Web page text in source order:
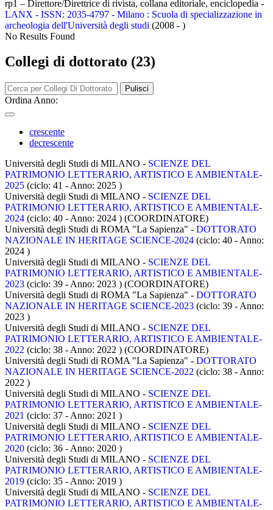
rp1 – Direttore/Direttrice di rivista, collana editoriale, enciclopedia -
LANX - ISSN: 2035-4797 - Milano : Scuola di specializzazione in
archeologia dell'Università degli studi (2008 - )
No Results Found
Collegi di dottorato (23)
Pulisci
Ordina Anno:
crescente
decrescente
Università degli Studi di MILANO - SCIENZE DEL
PATRIMONIO LETTERARIO, ARTISTICO E AMBIENTALE-
2025 (ciclo: 41 - Anno: 2025 )
Università degli Studi di MILANO - SCIENZE DEL
PATRIMONIO LETTERARIO, ARTISTICO E AMBIENTALE-
2024 (ciclo: 40 - Anno: 2024 ) (COORDINATORE)
Università degli Studi di ROMA "La Sapienza" - DOTTORATO
NAZIONALE IN HERITAGE SCIENCE-2024 (ciclo: 40 - Anno:
2024 )
Università degli Studi di MILANO - SCIENZE DEL
PATRIMONIO LETTERARIO, ARTISTICO E AMBIENTALE-
2023 (ciclo: 39 - Anno: 2023 ) (COORDINATORE)
Università degli Studi di ROMA "La Sapienza" - DOTTORATO
NAZIONALE IN HERITAGE SCIENCE-2023 (ciclo: 39 - Anno:
2023 )
Università degli Studi di MILANO - SCIENZE DEL
PATRIMONIO LETTERARIO, ARTISTICO E AMBIENTALE-
2022 (ciclo: 38 - Anno: 2022 ) (COORDINATORE)
Università degli Studi di ROMA "La Sapienza" - DOTTORATO
NAZIONALE IN HERITAGE SCIENCE-2022 (ciclo: 38 - Anno:
2022 )
Università degli Studi di MILANO - SCIENZE DEL
PATRIMONIO LETTERARIO, ARTISTICO E AMBIENTALE-
2021 (ciclo: 37 - Anno: 2021 )
Università degli Studi di MILANO - SCIENZE DEL
PATRIMONIO LETTERARIO, ARTISTICO E AMBIENTALE-
2020 (ciclo: 36 - Anno: 2020 )
Università degli Studi di MILANO - SCIENZE DEL
PATRIMONIO LETTERARIO, ARTISTICO E AMBIENTALE-
2019 (ciclo: 35 - Anno: 2019 )
Università degli Studi di MILANO - SCIENZE DEL
PATRIMONIO LETTERARIO, ARTISTICO E AMBIENTALE-